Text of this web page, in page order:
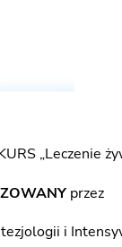
„Leczenie
przez
i